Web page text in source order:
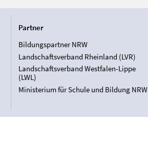
Partner
Bildungspartner NRW
Landschaftsverband Rheinland (LVR)
Landschaftsverband Westfalen-Lippe
(LWL)
Ministerium für Schule und Bildung NRW